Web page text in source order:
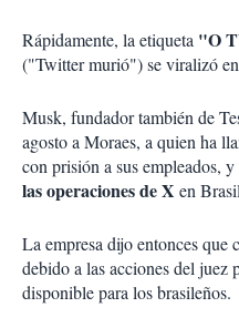
Rápidamente, la etiqueta "O
("Twitter murió") se viralizó
Musk, fundador también de
agosto a Moraes, a quien ha
con prisión a sus empleados,
las operaciones de X en
La empresa dijo entonces que
debido a las acciones del juez
disponible para los brasileños.